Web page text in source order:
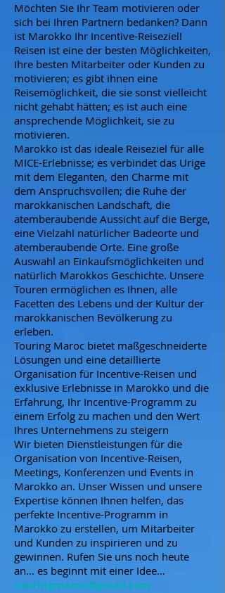
Möchten Sie Ihr Team motivieren oder
sich bei Ihren Partnern bedanken? Dann
ist Marokko Ihr Incentive-Reiseziel!
Reisen ist eine der besten Möglichkeiten,
Ihre besten Mitarbeiter oder Kunden zu
motivieren; es gibt ihnen eine
Reisemöglichkeit, die sie sonst vielleicht
nicht gehabt hätten; es ist auch eine
ansprechende Möglichkeit, sie zu
motivieren.
Marokko ist das ideale Reiseziel für alle
MICE-Erlebnisse; es verbindet das Urige
mit dem Eleganten, den Charme mit
dem Anspruchsvollen; die Ruhe der
marokkanischen Landschaft, die
atemberaubende Aussicht auf die Berge,
eine Vielzahl natürlicher Badeorte und
atemberaubende Orte. Eine große
Auswahl an Einkaufsmöglichkeiten und
natürlich Marokkos Geschichte. Unsere
Touren ermöglichen es Ihnen, alle
Facetten des Lebens und der Kultur der
marokkanischen Bevölkerung zu
erleben.
Touring Maroc bietet maßgeschneiderte
Lösungen und eine detaillierte
Organisation für Incentive-Reisen und
exklusive Erlebnisse in Marokko und die
Erfahrung, Ihr Incentive-Programm zu
einem Erfolg zu machen und den Wert
Ihres Unternehmens zu steigern
Wir bieten Dienstleistungen für die
Organisation von Incentive-Reisen,
Meetings, Konferenzen und Events in
Marokko an. Unser Wissen und unsere
Expertise können Ihnen helfen, das
perfekte Incentive-Programm in
Marokko zu erstellen, um Mitarbeiter
und Kunden zu inspirieren und zu
gewinnen. Rufen Sie uns noch heute
an… es beginnt mit einer Idee…
touringmaroc@gmail.com